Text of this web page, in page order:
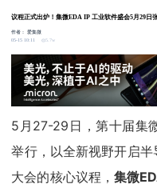
议程正式出炉！集微EDA IP 工业软件盛会5月29日
作者：爱集微
05-15 10:11
5.7w
5月27-29日，第十届集
举行，以全新视野开启
大会的核心议程， 集微